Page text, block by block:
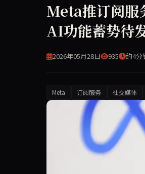
Meta推订阅
AI功能蓄势待
2026年05月28日 935 约4分
Meta 订阅服务 社交媒体